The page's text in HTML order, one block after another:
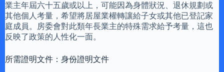
業主年屆六十五歲或以上，可能因為身體狀況、退休規劃或
其他個人考量，希望將居屋業權轉讓給子女或其他已登記家
庭成員。房委會對此類年長業主的特殊需求給予考量，這也
反映了政策的人性化一面。
所需證明文件：身份證明文件